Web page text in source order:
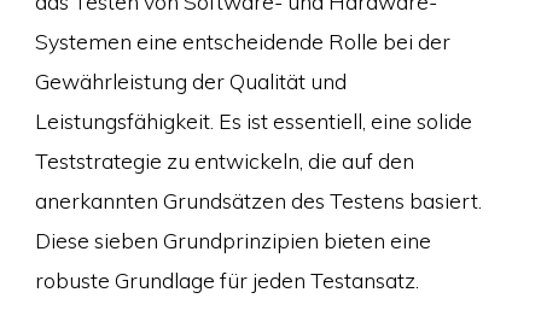
Systemen eine entscheidende Rolle bei der
Gewährleistung der Qualität und
Leistungsfähigkeit. Es ist essentiell, eine solide
Teststrategie zu entwickeln, die auf den
anerkannten Grundsätzen des Testens basiert.
Diese sieben Grundprinzipien bieten eine
robuste Grundlage für jeden Testansatz.